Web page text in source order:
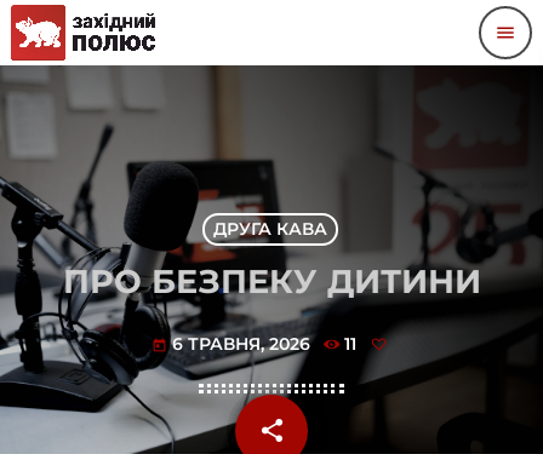
menu
ДРУГА КАВА
ПРО БЕЗПЕКУ ДИТИНИ
today 6 ТРАВНЯ, 2026 11
share
email